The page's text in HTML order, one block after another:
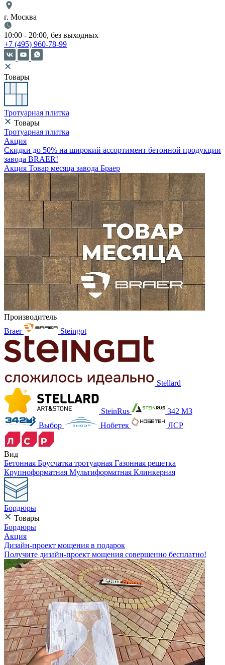
г. Москва
10:00 - 20:00, без выходных
+7 (495) 960-78-99
Товары
Тротуарная плитка
Товары
Тротуарная плитка
Акция
Скидки до 50% на широкий ассортимент бетонной продукции
завода BRAER!
Акция Товар месяца завода Браер
Производитель
Braer
Steingot
Stellard
SteinRus
342 МЗ
Выбор
Нобетек ЛСР
Вид
Бетонная Брусчатка тротуарная Газонная решетка
Крупноформатная Мультиформатная Клинкерная
Бордюры
Товары
Бордюры
Акция
Дизайн-проект мощения в подарок
Получите дизайн-проект мощения совершенно бесплатно!